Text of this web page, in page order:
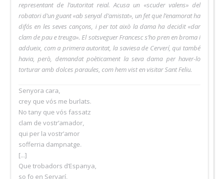
representant de l’autoritat reial. Acusa un «scuder valens» del
robatori d’un guant «ab senyal d’amistat», un fet que l’enamorat ha
difós en les seves cançons, i per tot això la dama ha decidit «dar
clam de pau e treuga». El sotsveguer Francesc s’ho pren en broma i
addueix, com a primera autoritat, la saviesa de Cerverí, qui també
havia, però, demandat poèticament la seva dama per haver-lo
torturar amb dolces paraules, com hem vist en visitar Sant Feliu.
Senyora cara,
crey que vós me burlats.
No tany que vós fassatz
clam de vostr’amador,
qui per la vostr’amor
sofferria dampnatge.
[...]
Que trobadors d’Espanya,
so fo en Servarí,